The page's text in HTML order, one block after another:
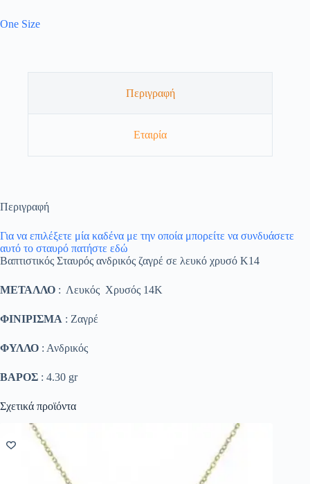
One Size
Περιγραφή
Εταιρία
Περιγραφή
Για να επιλέξετε μία καδένα με την οποία μπορείτε να συνδυάσετε
αυτό το σταυρό πατήστε εδώ
Βαπτιστικός Σταυρός ανδρικός ζαγρέ σε λευκό χρυσό K14
ΜΕΤΑΛΛΟ : Λευκός Χρυσός 14K
ΦΙΝΙΡΙΣΜΑ : Ζαγρέ
ΦΥΛΛΟ : Ανδρικός
ΒΑΡΟΣ : 4.30 gr
Σχετικά προϊόντα